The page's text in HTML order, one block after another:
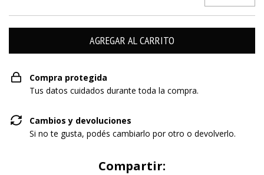
Compra protegida
Tus datos cuidados durante toda la compra.
Cambios y devoluciones
Si no te gusta, podés cambiarlo por otro o devolverlo.
Compartir: